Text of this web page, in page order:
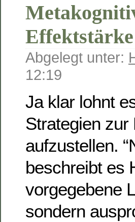
Effektstärke
Abgelegt unter:
12:19
Ja klar lohnt
Strategien
aufzustellen.
beschreibt es
vorgegebene
sondern